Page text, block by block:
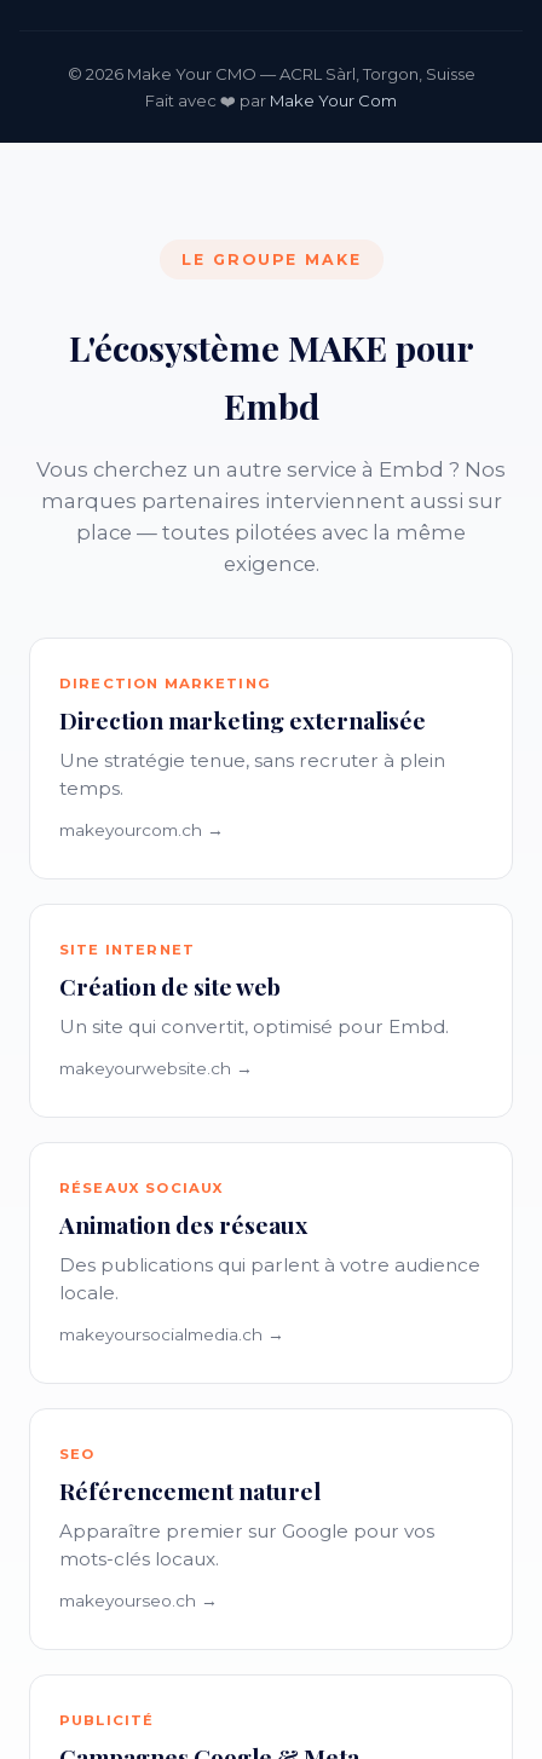
© 2026 Make Your CMO — ACRL Sàrl, Torgon, Suisse
Fait avec ❤️ par Make Your Com
LE GROUPE MAKE
L'écosystème MAKE pour
Embd
Vous cherchez un autre service à Embd ? Nos
marques partenaires interviennent aussi sur
place — toutes pilotées avec la même
exigence.
DIRECTION MARKETING
Direction marketing externalisée
Une stratégie tenue, sans recruter à plein
temps.
makeyourcom.ch →
SITE INTERNET
Création de site web
Un site qui convertit, optimisé pour Embd.
makeyourwebsite.ch →
RÉSEAUX SOCIAUX
Animation des réseaux
Des publications qui parlent à votre audience
locale.
makeyoursocialmedia.ch →
SEO
Référencement naturel
Apparaître premier sur Google pour vos
mots-clés locaux.
makeyourseo.ch →
PUBLICITÉ